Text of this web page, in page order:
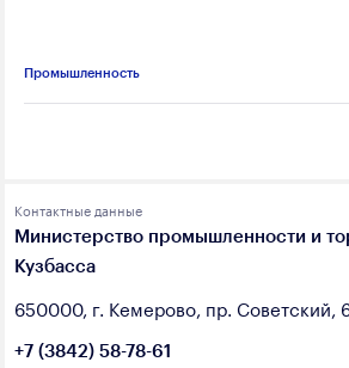
Промышленность
Контактные данные
Министерство промышленности и
Кузбасса
650000, г. Кемерово, пр. Советский,
+7 (3842) 58-78-61